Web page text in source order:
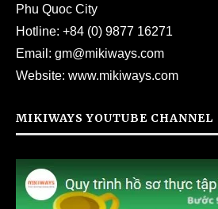
Phu Quoc City
Hotline: +84 (0) 9877 16271
Email: gm@mikiways.com
Website: www.mikiways.com
MIKIWAYS YOUTUBE CHANNEL